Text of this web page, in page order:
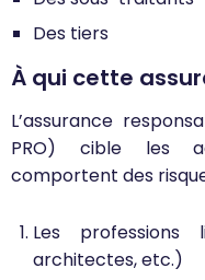
Des tiers
À qui cette
L’assurance
PRO) cible les
comportent des
Les professions
architectes, etc.)